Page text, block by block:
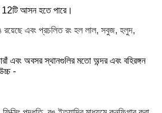
আসন হতে পারে।
রয়েছে এবং প্রচলিত রং হল লাল, সবুজ, হলুদ,
এবং অবসর স্থানগুলির মতো অন্দর এবং বহিরঙ্গন
-